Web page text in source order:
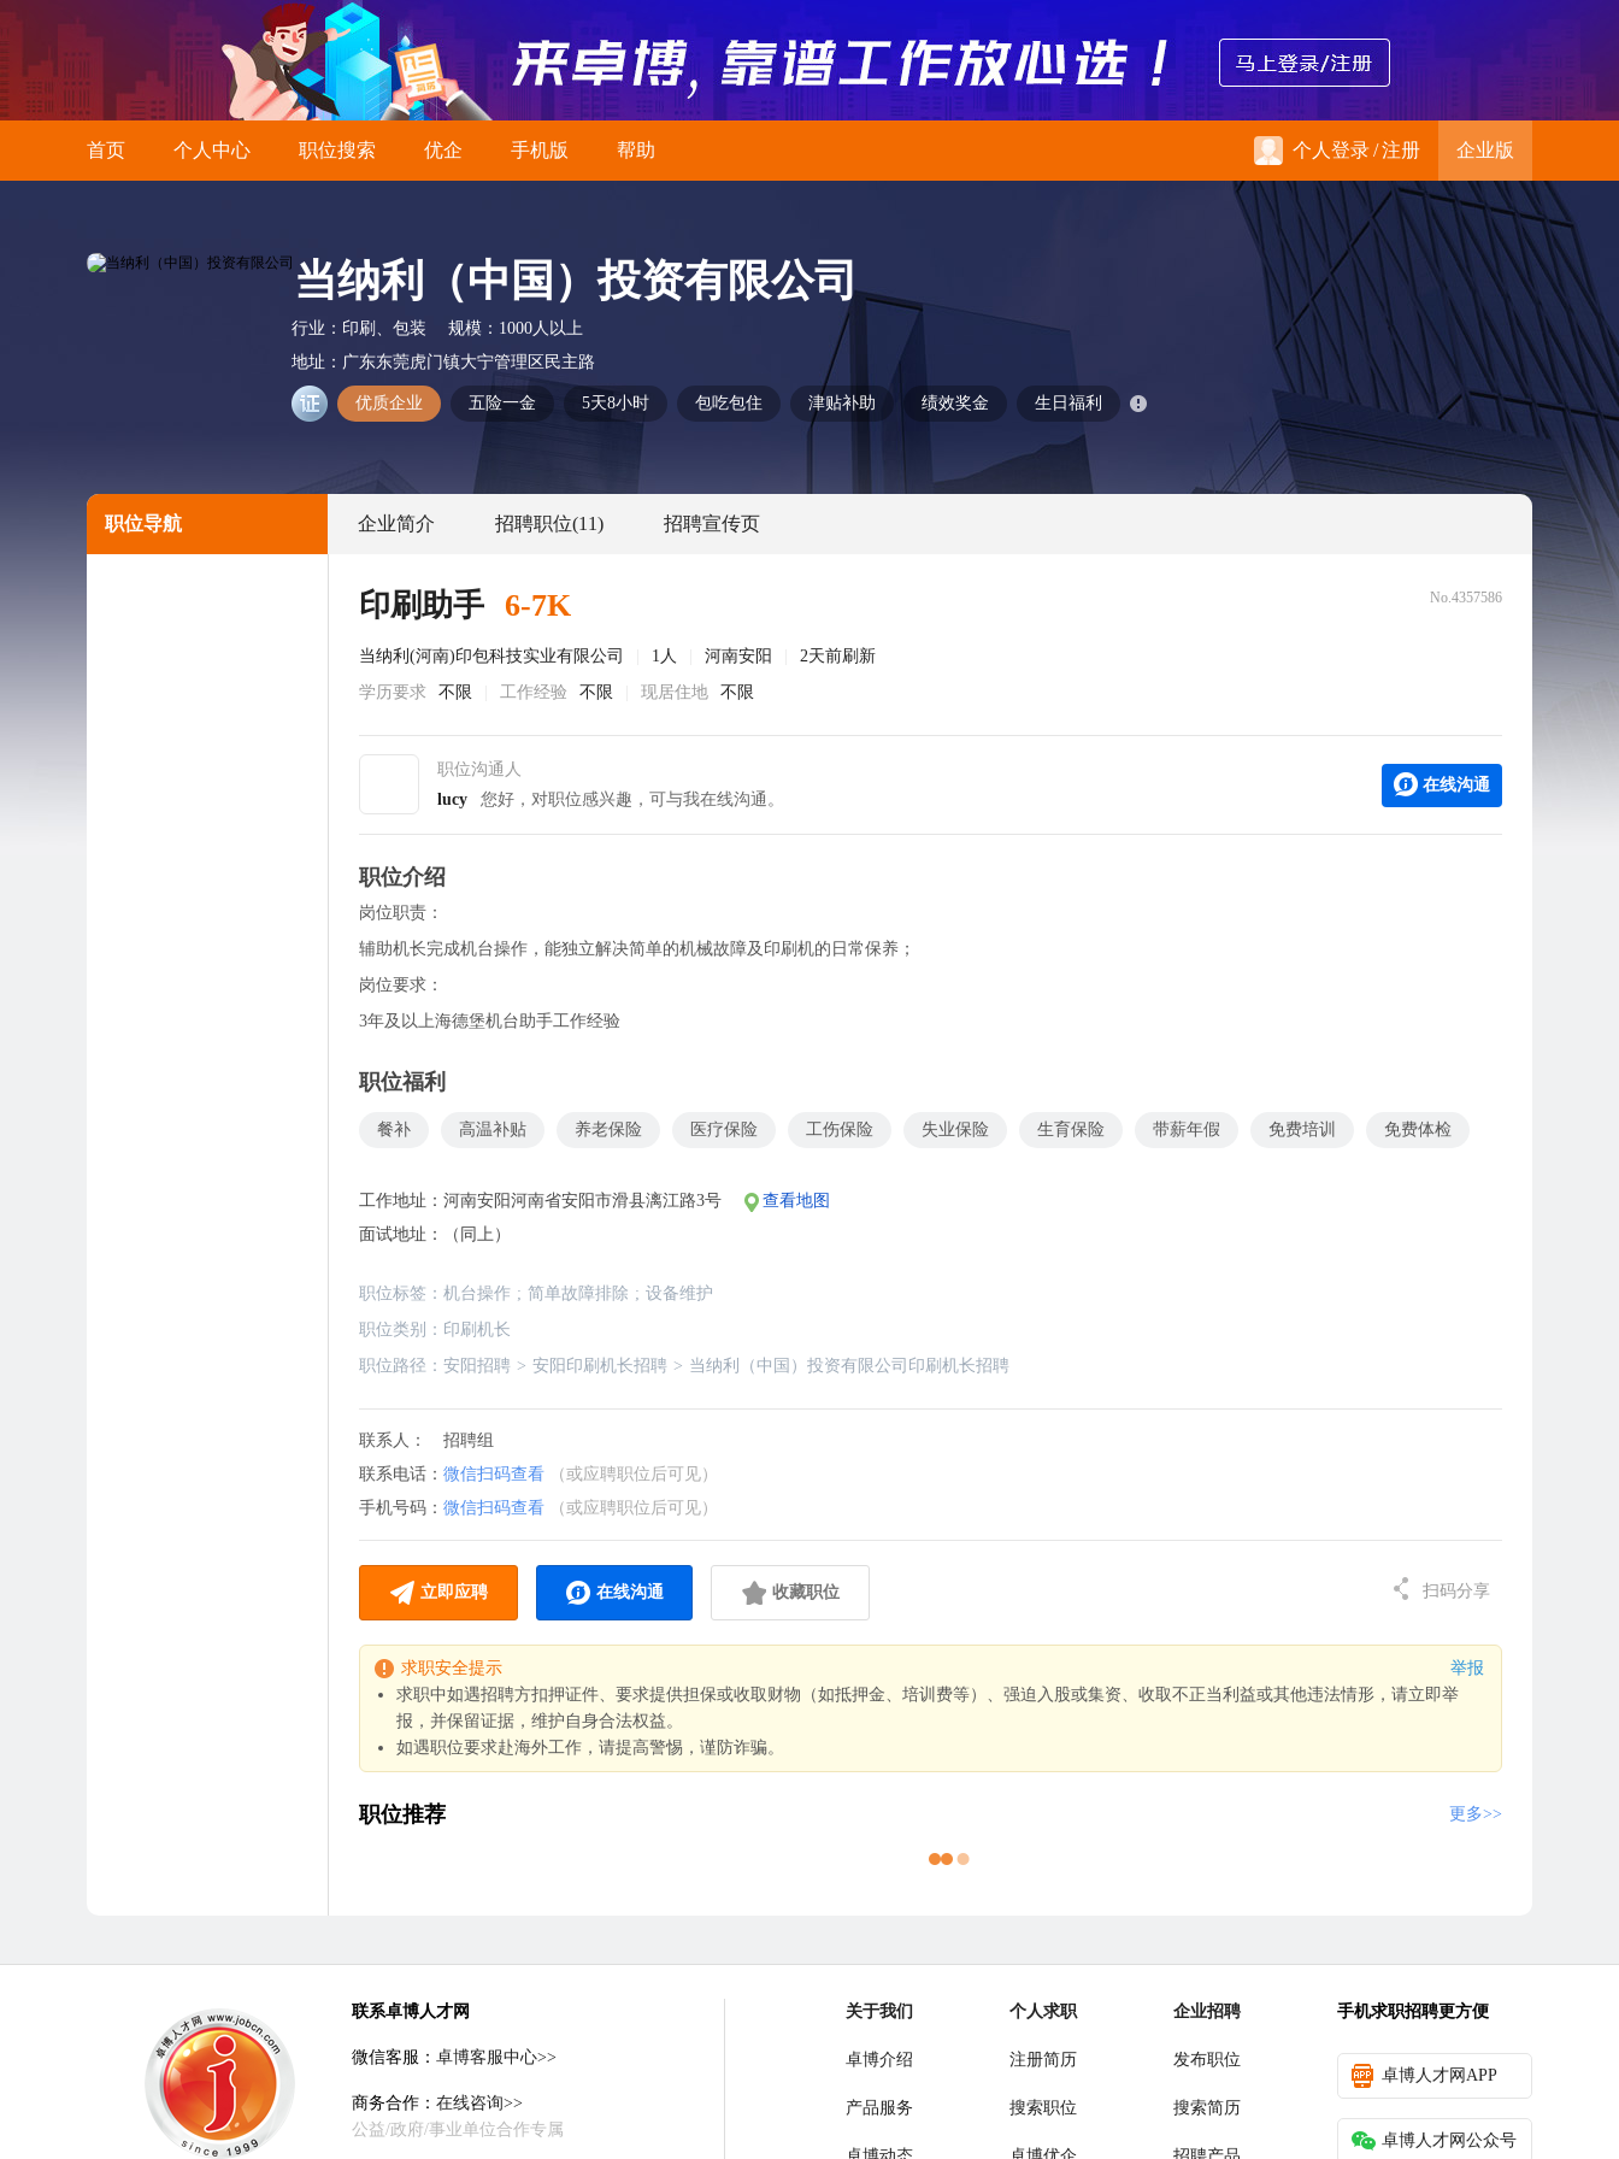
首页 个人中心 职位搜索 优企 手机版 帮助 个人登录/注册 企业版
当纳利（中国）投资有限公司
行业： 印刷、包装 规模： 1000人以上
地址： 广东东莞虎门镇大宁管理区民主路
优质企业 五险一金 5天8小时 包吃包住 津贴补助 绩效奖金 生日福利
职位导航 企业简介 招聘职位(11) 招聘宣传页
印刷助手 6-7K No.4357586
当纳利(河南)印包科技实业有限公司 1人 河南安阳
2天前刷新
学历要求
不限 工作经验 不限 现居住地 不限
职位沟通人
lucy
您好，对职位感兴趣，可与我在线沟通。
在线沟通
职位介绍
岗位职责：
辅助机长完成机台操作，能独立解决简单的机械故障及印刷机的日常保养；
岗位要求：
3年及以上海德堡机台助手工作经验
职位福利
餐补 高温补贴 养老保险 医疗保险 工伤保险 失业保险 生育保险 带薪年假 免费培训 免费体检
工作地址： 河南安阳河南省安阳市滑县漓江路3号
查看地图
面试地址：
（同上）
职位标签： 机台操作 ; 简单故障排除 ; 设备维护
职位类别： 印刷机长
职位路径： 安阳招聘 > 安阳印刷机长招聘 > 当纳利（中国）投资有限公司印刷机长招聘
联系人：
招聘组
联系电话： 微信扫码查看
（或应聘职位后可见）
手机号码： 微信扫码查看 （或应聘职位后可见）
立即应聘 在线沟通 收藏职位 扫码分享
求职安全提示
举报
求职中如遇招聘方扣押证件、要求提供担保或收取财物（如抵押金、培训费等）、强迫入股或集资、收取不正当利益或其他违法情形，请立即举
报，并保留证据，维护自身合法权益。
如遇职位要求赴海外工作，请提高警惕，谨防诈骗。
职位推荐 更多>>
联系卓博人才网
微信客服： 卓博客服中心>>
商务合作： 在线咨询>>
公益/政府/事业单位合作专属
关于我们
卓博介绍
产品服务
个人求职
注册简历
搜索职位
企业招聘
发布职位
搜索简历
手机求职招聘更方便
卓博人才网APP
卓博人才网公众号